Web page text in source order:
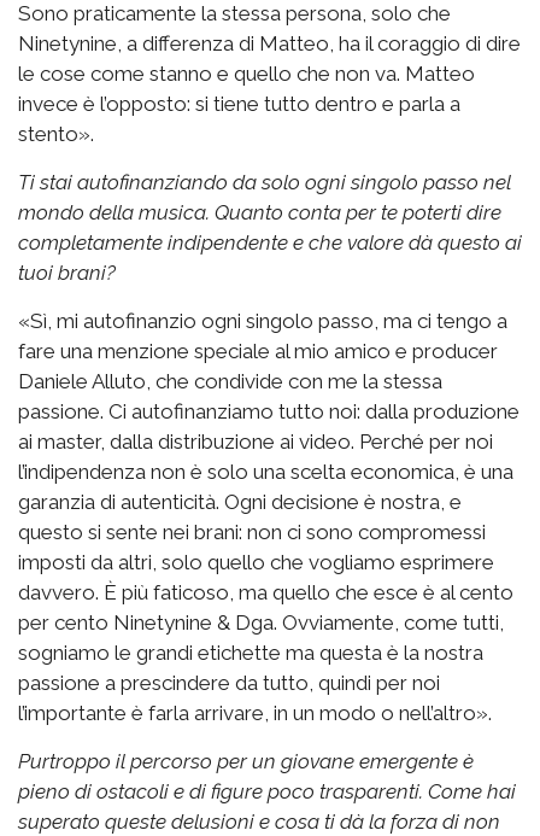
Sono praticamente la stessa persona, solo che
Ninetynine, a differenza di Matteo, ha il coraggio di dire
le cose come stanno e quello che non va. Matteo
invece è l’opposto: si tiene tutto dentro e parla a
stento».
Ti stai autofinanziando da solo ogni singolo passo nel
mondo della musica. Quanto conta per te poterti dire
completamente indipendente e che valore dà questo ai
tuoi brani?
«Sì, mi autofinanzio ogni singolo passo, ma ci tengo a
fare una menzione speciale al mio amico e producer
Daniele Alluto, che condivide con me la stessa
passione. Ci autofinanziamo tutto noi: dalla produzione
ai master, dalla distribuzione ai video. Perché per noi
l’indipendenza non è solo una scelta economica, è una
garanzia di autenticità. Ogni decisione è nostra, e
questo si sente nei brani: non ci sono compromessi
imposti da altri, solo quello che vogliamo esprimere
davvero. È più faticoso, ma quello che esce è al cento
per cento Ninetynine & Dga. Ovviamente, come tutti,
sogniamo le grandi etichette ma questa è la nostra
passione a prescindere da tutto, quindi per noi
l’importante è farla arrivare, in un modo o nell’altro».
Purtroppo il percorso per un giovane emergente è
pieno di ostacoli e di figure poco trasparenti. Come hai
superato queste delusioni e cosa ti dà la forza di non